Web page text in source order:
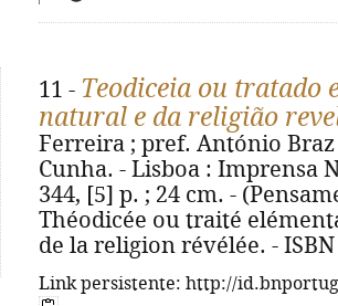
11 - Teodiceia ou tratado
natural e da religião
Ferreira ; pref. António
Cunha. - Lisboa : Imprensa
344, [5] p. ; 24 cm. -
Théodicée ou traité
de la religion révélée. - ISBN
Link persistente: http://